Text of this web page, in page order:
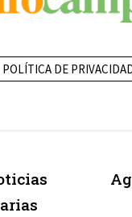
POLÍTICA DE